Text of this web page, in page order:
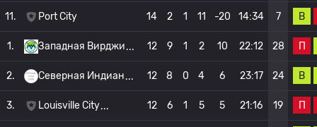
11. Port City 14 2 1 11 -20 14:34 7 В
1. Западная Вирджи 12 9 1 2 10 22:12 28 П
2. Северная Индиан 12 8 0 4 6 23:17 24 В
3. Louisville City 12 6 1 5 5 21:16 19 П